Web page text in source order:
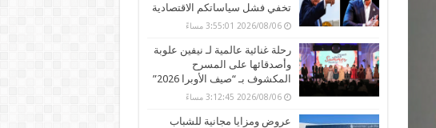
تخفي فشل سياساتكم الاقتصادية
2026/08/06 3:55:01 مساءً
رحلة غنائية عالمية لـ نيفين علوبة
وأصدقائها على المسرح
المكشوف بـ “صيف الأوبرا 2026”
2026/08/06 3:12:45 مساءً
عروض ومزايا مجانية للشباب